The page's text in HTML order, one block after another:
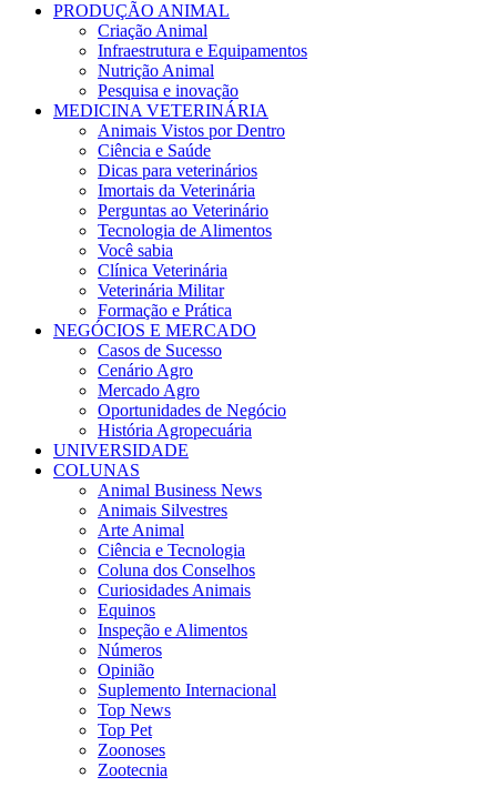
PRODUÇÃO ANIMAL
Criação Animal
Infraestrutura e Equipamentos
Nutrição Animal
Pesquisa e inovação
MEDICINA VETERINÁRIA
Animais Vistos por Dentro
Ciência e Saúde
Dicas para veterinários
Imortais da Veterinária
Perguntas ao Veterinário
Tecnologia de Alimentos
Você sabia
Clínica Veterinária
Veterinária Militar
Formação e Prática
NEGÓCIOS E MERCADO
Casos de Sucesso
Cenário Agro
Mercado Agro
Oportunidades de Negócio
História Agropecuária
UNIVERSIDADE
COLUNAS
Animal Business News
Animais Silvestres
Arte Animal
Ciência e Tecnologia
Coluna dos Conselhos
Curiosidades Animais
Equinos
Inspeção e Alimentos
Números
Opinião
Suplemento Internacional
Top News
Top Pet
Zoonoses
Zootecnia